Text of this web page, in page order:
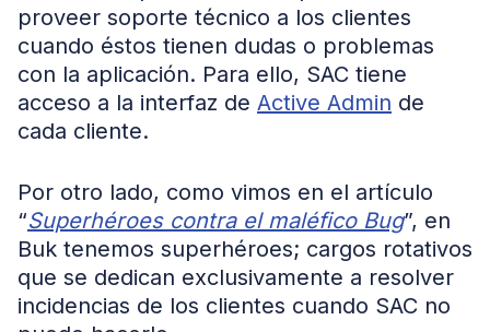
proveer soporte técnico a los clientes
cuando éstos tienen dudas o problemas
con la aplicación. Para ello, SAC tiene
acceso a la interfaz de Active Admin de
cada cliente.
Por otro lado, como vimos en el artículo
“Superhéroes contra el maléfico Bug”, en
Buk tenemos superhéroes; cargos rotativos
que se dedican exclusivamente a resolver
incidencias de los clientes cuando SAC no